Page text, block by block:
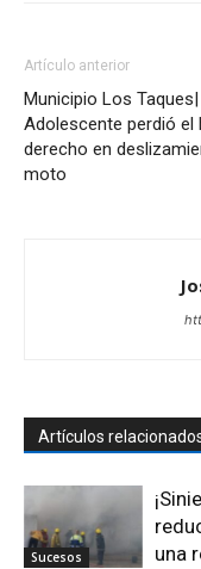
Artículo anterior
Municipio Los Taques|
Adolescente perdió el
derecho en
moto
Artículos
Sucesos
una